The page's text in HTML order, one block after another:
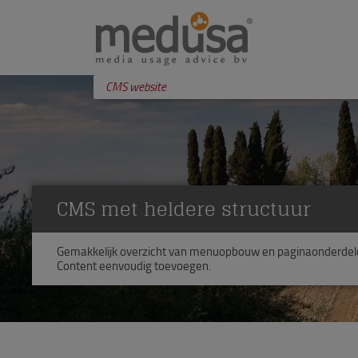
CMS website
CMS met heldere structuur
Gemakkelijk overzicht van menuopbouw en
Content eenvoudig toevoegen.